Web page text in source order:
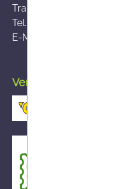
Traisengasse 5, A-1200
Tel.:
E-Mail:
Versand durch die